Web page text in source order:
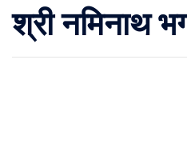
धर्म
ज्ञान
श्री नमिनाथ